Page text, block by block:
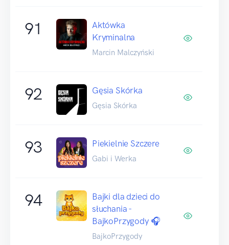
91
Aktówka
Kryminalna
Marcin Malczyński
92 Gęsia Skórka
Gęsia Skórka
93 Piekielnie Szczere
Gabi i Werka
94
Bajki dla dzieci do
słuchania -
BajkoPrzygody 🎧
BajkoPrzygody